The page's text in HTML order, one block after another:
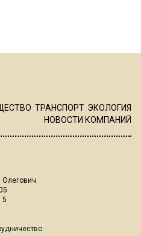
ТРАНСПОРТ ЭКОЛОГИЯ
НОВОСТИ КОМПАНИЙ
Олегович.
5